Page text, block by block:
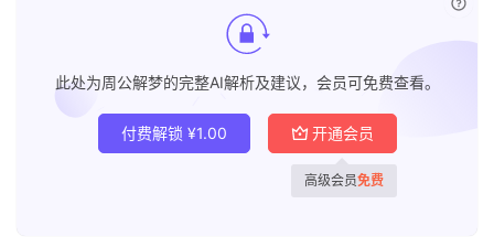
此处为周公解梦的完整AI解析及建议，会员可免费查看。
付费解锁 ¥1.00 开通会员
高级会员免费